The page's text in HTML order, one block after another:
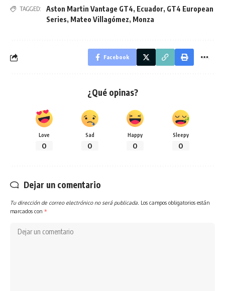
TAGGED: Aston Martin Vantage GT4, Ecuador, GT4 European
Series, Mateo Villagómez, Monza
Facebook
¿Qué opinas?
Love
0
Sad
0
Happy
0
Sleepy
0
Dejar un comentario
Tu dirección de correo electrónico no será publicada. Los campos obligatorios están
marcados con *